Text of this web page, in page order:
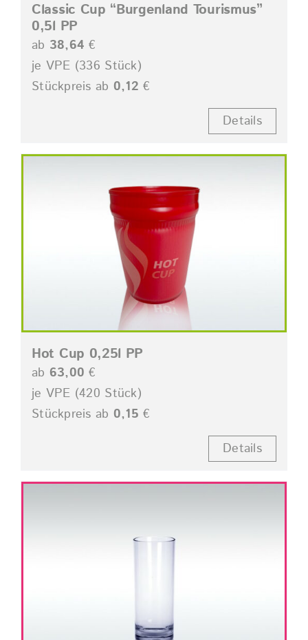
Classic Cup “Burgenland Tourismus”
0,5l PP
ab 38,64 €
je VPE (336 Stück)
Stückpreis ab 0,12 €
Details
Hot Cup 0,25l PP
ab 63,00 €
je VPE (420 Stück)
Stückpreis ab 0,15 €
Details